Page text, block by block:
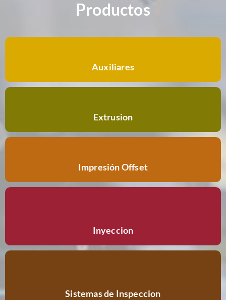
Productos
Auxiliares
Extrusion
Impresión Offset
Inyeccion
Sistemas de Inspeccion